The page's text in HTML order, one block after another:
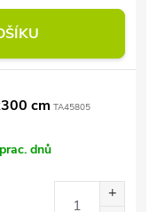
cm TA45805
dnů